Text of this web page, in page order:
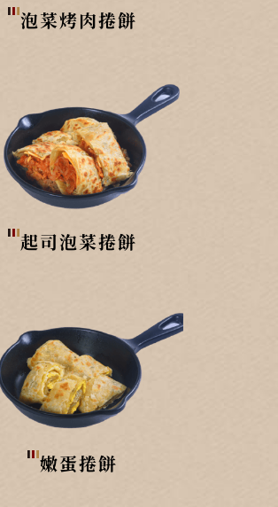
泡菜烤肉捲餅
起司泡菜捲餅
嫩蛋捲餅